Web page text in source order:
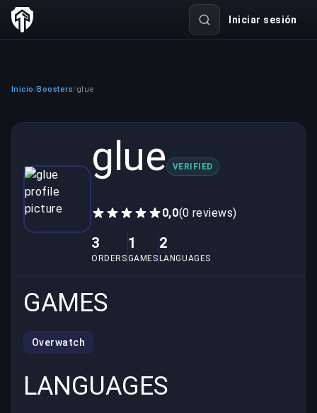
Iniciar sesión
Inicio /Boosters/glue
glue VERIFIED
0,0(0 reviews)
3
ORDERS
1
GAMES
2
LANGUAGES
GAMES
Overwatch
LANGUAGES